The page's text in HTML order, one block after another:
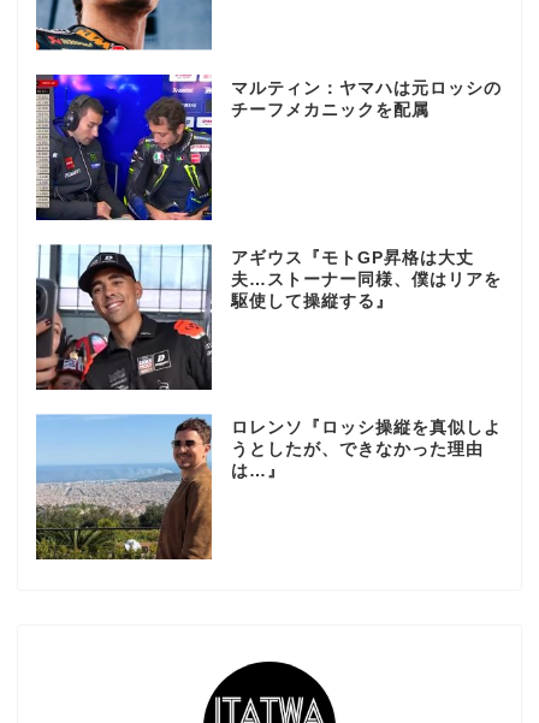
マルティン：ヤマハは元ロッシの
チーフメカニックを配属
アギウス『モトGP昇格は大丈
夫…ストーナー同様、僕はリアを
駆使して操縦する』
ロレンソ『ロッシ操縦を真似しよ
うとしたが、できなかった理由
は…』